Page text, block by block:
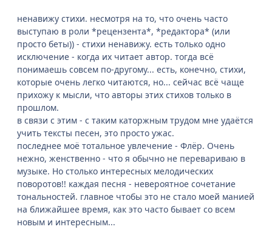
ненавижу стихи. несмотря на то, что очень часто
выступаю в роли *рецензента*, *редактора* (или
просто беты)) - стихи ненавижу. есть только одно
исключение - когда их читает автор. тогда всё
понимаешь совсем по-другому... есть, конечно, стихи,
которые очень легко читаются, но... сейчас всё чаще
прихожу к мысли, что авторы этих стихов только в
прошлом.
в связи с этим - с таким каторжным трудом мне удаётся
учить тексты песен, это просто ужас.
последнее моё тотальное увлечение - Флёр. Очень
нежно, женственно - что я обычно не перевариваю в
музыке. Но столько интересных мелодических
поворотов!! каждая песня - невероятное сочетание
тональностей. главное чтобы это не стало моей манией
на ближайшее время, как это часто бывает со всем
новым и интересным...